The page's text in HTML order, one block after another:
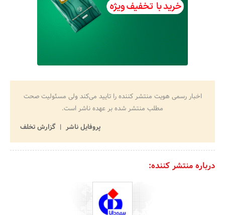
اخبار رسمی هویت منتشر کننده را تایید می‌کند ولی مسئولیت صحت
مطلب منتشر شده بر عهده ناشر است.
پروفایل ناشر
گزارش تخلف
درباره منتشر کننده: